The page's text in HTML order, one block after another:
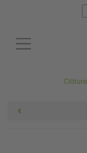
Clôture